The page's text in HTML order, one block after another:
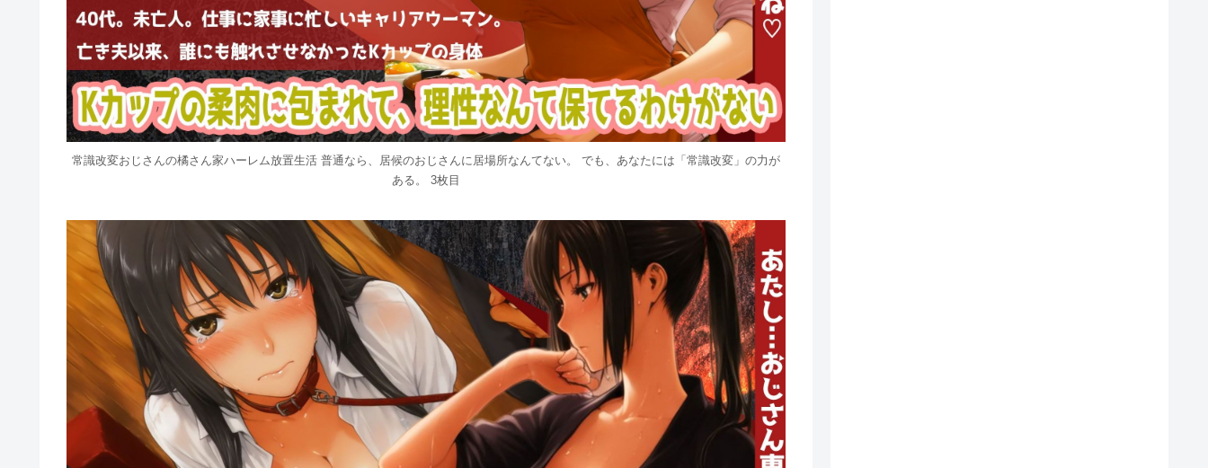
常識改変おじさんの橘さん家ハーレム放置生活 普通なら、居候のおじさんに居場所なんてない。 でも、あなたには「常識改変」の力が
ある。 3枚目